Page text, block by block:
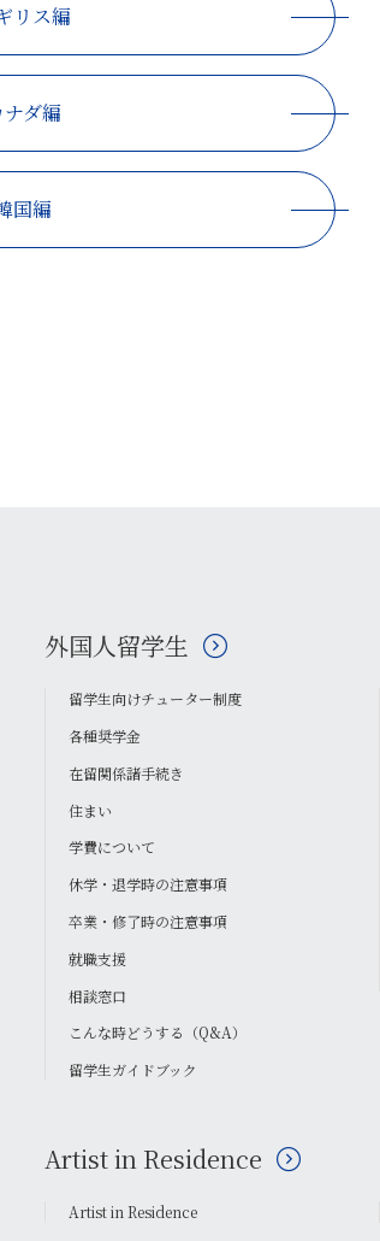
リス編
ナダ編
国編
外国人留学生
留学生向けチューター制度
各種奨学金
在留関係諸手続き
住まい
学費について
休学・退学時の注意事項
卒業・修了時の注意事項
就職支援
相談窓口
こんな時どうする（Q&A）
留学生ガイドブック
Artist in Residence
Artist in Residence